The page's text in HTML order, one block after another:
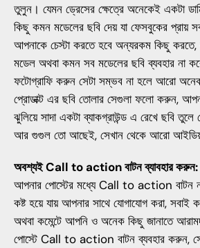
তুলুন। যেমন ড্রেসের ক্ষেত্রে অনেকেই একটা
কিছু কমন মডেলের ছবি দেয় যা ফেসবুকের প্রায়
আপনাকে চেস্টা করতে হবে অন্যরকম কিছু করতে,
মডেল অথবা কমন সব মডেলের ছবি ব্যবহার না
ফটোগ্রাফি করুন সেটা সম্ভব না হলে আরো
প্রোডাক্ট এর ছবি তোলার সেগুলা ফলো করুন,
ঝুলিয়ে সাদা একটা ব্যাকগ্রাউন্ড এ রেখে ছবি
আর গুগুল তো আছেই, সেখান থেকে আরো
অবশ্যই Call to action বাটন ব্যাবহার করুন:
আপনার পোস্টের মধ্যে Call to action বাটন
কষ্ট হয়ে যায় আপনার সাথে যোগাযোগ করা, সবাই
অথবা কমেন্টে আপনি ও অনেক কিছু জানাতে
পোস্টে Call to action বাটন ব্যবহার করুন,